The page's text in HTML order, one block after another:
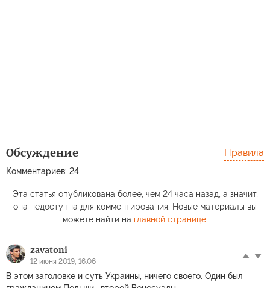
Обсуждение
Комментариев: 24
Правила
Эта статья опубликована более, чем 24 часа назад, а значит,
она недоступна для комментирования. Новые материалы вы
можете найти на главной странице.
zavatoni
12 июня 2019, 16:06
В этом заголовке и суть Украины, ничего своего. Один был